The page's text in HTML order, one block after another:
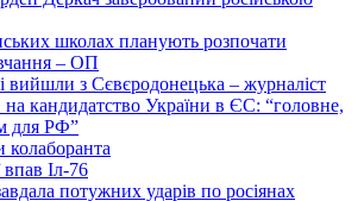
школах планують розпочати
– ОП
вийшли з Сєвєродонецька – журналіст
на кандидатство України в ЄС: “головне,
для РФ”
колаборанта
впав Іл-76
потужних ударів по росіянах